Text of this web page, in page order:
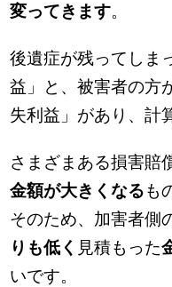
変ってきます。
後遺症が残ってしま
益」と、被害者の方
失利益」があり、計
さまざまある損害賠
金額が大きくなるも
そのため、加害者側
りも低く 見積もった
いです。